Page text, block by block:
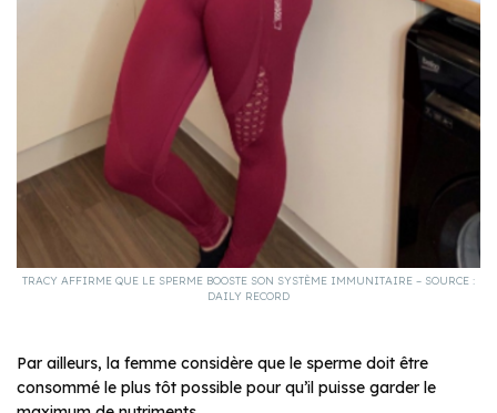
TRACY AFFIRME QUE LE SPERME BOOSTE SON SYSTÈME IMMUNITAIRE – SOURCE :
DAILY RECORD
Par ailleurs, la femme considère que le sperme doit être
consommé le plus tôt possible pour qu’il puisse garder le